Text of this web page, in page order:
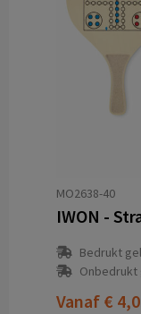
MO2638-40
IWON -
Bedrukt
Onbedrukt
Vanaf €